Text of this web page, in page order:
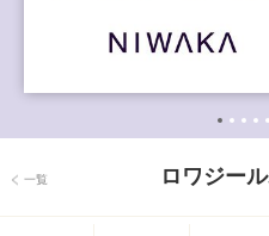
一覧 ロワジー